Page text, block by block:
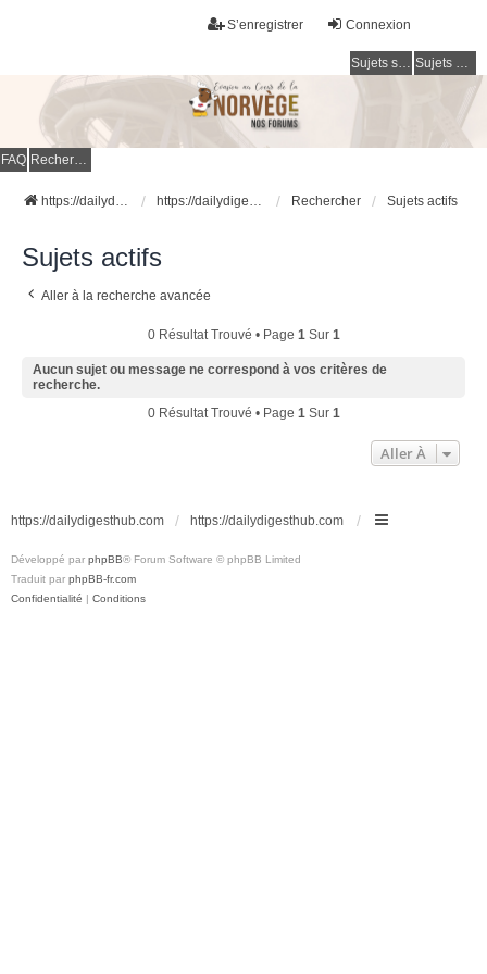
Connexion
S’enregistrer
Sujets sans réponse Sujets actifs
FAQ Rechercher
https://dailydigesthub.com https://dailydigesthub.com Rechercher Sujets actifs
Sujets actifs
Aller à la recherche avancée
0 Résultat Trouvé • Page 1Sur 1
Aucun sujet ou message ne correspond à vos critères de
recherche.
0 Résultat Trouvé • Page 1Sur 1
Aller À
https://dailydigesthub.com https://dailydigesthub.com
Développé par phpBB® Forum Software © phpBB Limited
Traduit par phpBB-fr.com
Confidentialité | Conditions